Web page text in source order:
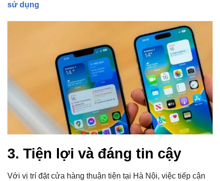
sử dụng
3. Tiện lợi và đáng tin cậy
Với vị trí đặt cửa hàng thuận tiện tại Hà Nội, việc tiếp cận